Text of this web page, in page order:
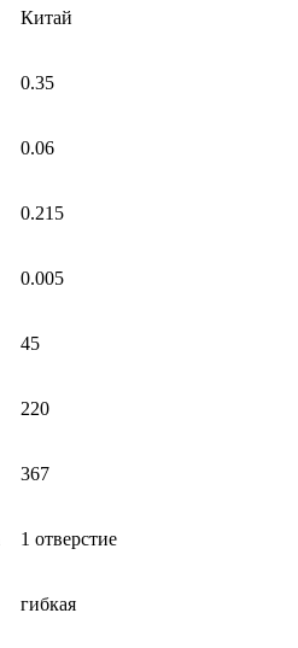
Китай
0.35
0.06
0.215
0.005
45
220
367
1 отверстие
гибкая